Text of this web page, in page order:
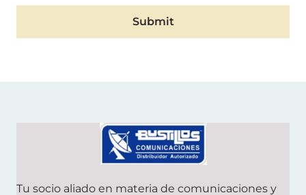
Submit
Tu socio aliado en materia de comunicaciones y